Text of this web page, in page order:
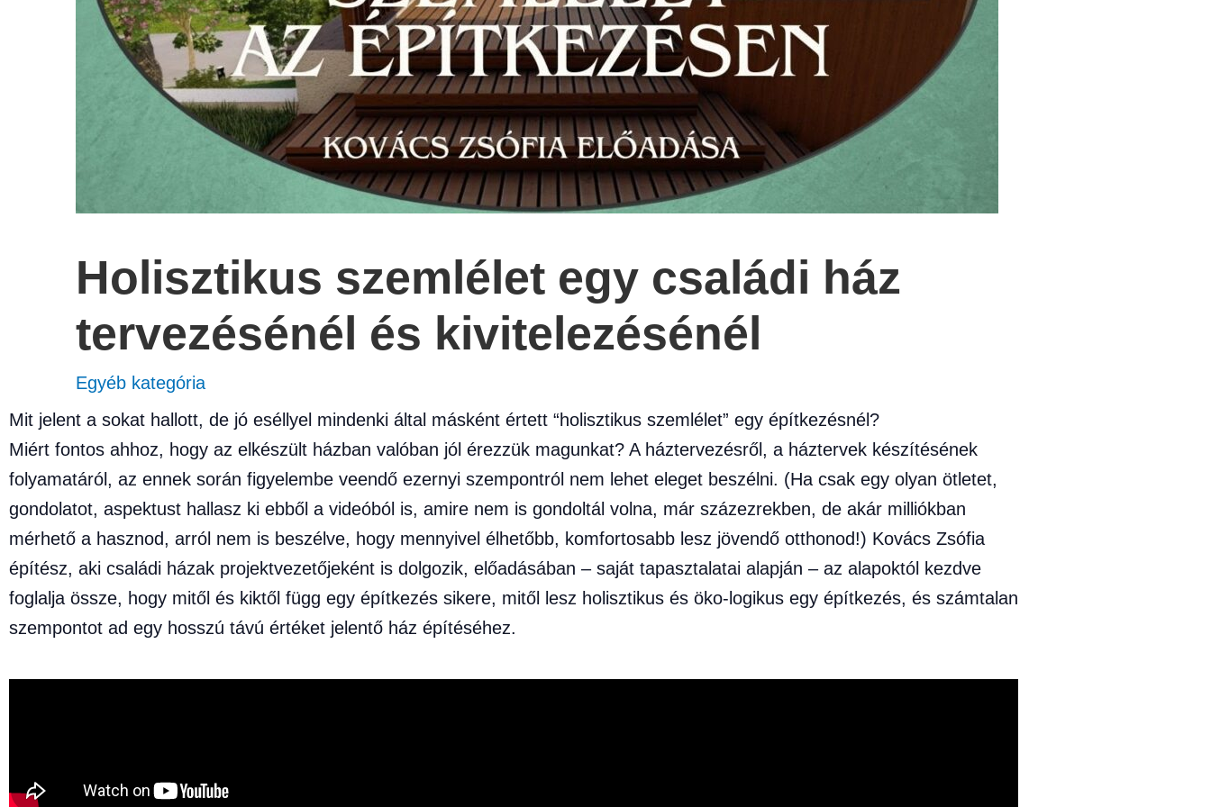
Holisztikus szemlélet egy családi ház
tervezésénél és kivitelezésénél
Egyéb kategória
Mit jelent a sokat hallott, de jó eséllyel mindenki által másként értett “holisztikus szemlélet” egy építkezésnél?
Miért fontos ahhoz, hogy az elkészült házban valóban jól érezzük magunkat? A háztervezésről, a háztervek készítésének
folyamatáról, az ennek során figyelembe veendő ezernyi szempontról nem lehet eleget beszélni. (Ha csak egy olyan ötletet,
gondolatot, aspektust hallasz ki ebből a videóból is, amire nem is gondoltál volna, már százezrekben, de akár milliókban
mérhető a hasznod, arról nem is beszélve, hogy mennyivel élhetőbb, komfortosabb lesz jövendő otthonod!) Kovács Zsófia
építész, aki családi házak projektvezetőjeként is dolgozik, előadásában – saját tapasztalatai alapján – az alapoktól kezdve
foglalja össze, hogy mitől és kiktől függ egy építkezés sikere, mitől lesz holisztikus és öko-logikus egy építkezés, és számtalan
szempontot ad egy hosszú távú értéket jelentő ház építéséhez.